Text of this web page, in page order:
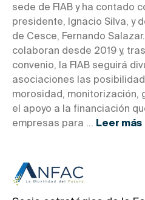
sede de FIAB y ha contado
presidente, Ignacio Silva, y
de Cesce, Fernando
colaboran desde 2019 y,
convenio, la FIAB seguirá
asociaciones las
morosidad, monitorización,
el apoyo a la financiación
empresas para ... Leer más